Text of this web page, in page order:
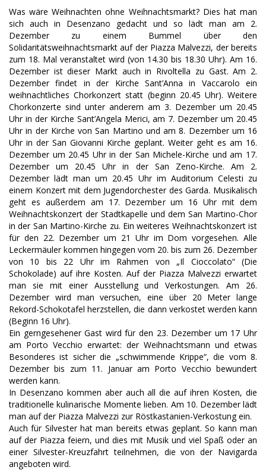
Was wäre Weihnachten ohne Weihnachtsmarkt? Dies hat man
sich auch in Desenzano gedacht und so lädt man am 2.
Dezember zu einem Bummel über den
Solidaritätsweihnachtsmarkt auf der Piazza Malvezzi, der bereits
zum 18. Mal veranstaltet wird (von 14.30 bis 18.30 Uhr). Am 16.
Dezember ist dieser Markt auch in Rivoltella zu Gast. Am 2.
Dezember findet in der Kirche Sant’Anna in Vaccarolo ein
weihnachtliches Chorkonzert statt (beginn 20.45 Uhr). Weitere
Chorkonzerte sind unter anderem am 3. Dezember um 20.45
Uhr in der Kirche Sant’Angela Merici, am 7. Dezember um 20.45
Uhr in der Kirche von San Martino und am 8. Dezember um 16
Uhr in der San Giovanni Kirche geplant. Weiter geht es am 16.
Dezember um 20.45 Uhr in der San Michele-Kirche und am 17.
Dezember um 20.45 Uhr in der San Zeno-Kirche. Am 2.
Dezember lädt man um 20.45 Uhr im Auditorium Celesti zu
einem Konzert mit dem Jugendorchester des Garda. Musikalisch
geht es außerdem am 17. Dezember um 16 Uhr mit dem
Weihnachtskonzert der Stadtkapelle und dem San Martino-Chor
in der San Martino-Kirche zu. Ein weiteres Weihnachtskonzert ist
für den 22. Dezember um 21 Uhr im Dom vorgesehen. Alle
Leckermäuler kommen hingegen vom 20. bis zum 26. Dezember
von 10 bis 22 Uhr im Rahmen von „Il Cioccolato“ (Die
Schokolade) auf ihre Kosten. Auf der Piazza Malvezzi erwartet
man sie mit einer Ausstellung und Verkostungen. Am 26.
Dezember wird man versuchen, eine über 20 Meter lange
Rekord-Schokotafel herzstellen, die dann verkostet werden kann
(Beginn 16 Uhr).
Ein gerngesehener Gast wird für den 23. Dezember um 17 Uhr
am Porto Vecchio erwartet: der Weihnachtsmann und etwas
Besonderes ist sicher die „schwimmende Krippe“, die vom 8.
Dezember bis zum 11. Januar am Porto Vecchio bewundert
werden kann.
In Desenzano kommen aber auch all die auf ihren Kosten, die
traditionelle kulinarische Momente lieben. Am 10. Dezember lädt
man auf der Piazza Malvezzi zur Röstkastanien-Verkostung ein.
Auch für Silvester hat man bereits etwas geplant. So kann man
auf der Piazza feiern, und dies mit Musik und viel Spaß oder an
einer Silvester-Kreuzfahrt teilnehmen, die von der Navigarda
angeboten wird.